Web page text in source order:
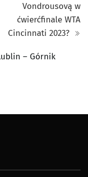
Vondrousovą w
ćwierćfinale WTA
Cincinnati 2023?
– Górnik